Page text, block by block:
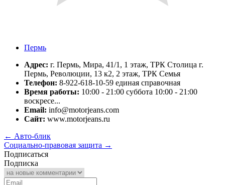
Пермь
Адрес: г. Пермь, Мира, 41/1, 1 этаж, ТРК Столица г.
Пермь, Революции, 13 к2, 2 этаж, ТРК Семья
Телефон: 8-922-618-10-59 единая справочная
Время работы: 10:00 - 21:00 суббота 10:00 - 21:00
воскресе...
Email: info@motorjeans.com
Сайт: www.motorjeans.ru
← Авто-блик
Социально-правовая защита →
Подписаться
Подписка